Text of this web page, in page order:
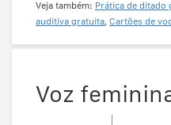
Veja também: Prática de ditado
auditiva gratuita, Cartões de
Voz